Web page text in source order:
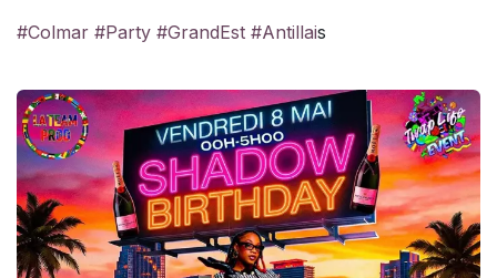
#Colmar #Party #GrandEst #Antillais